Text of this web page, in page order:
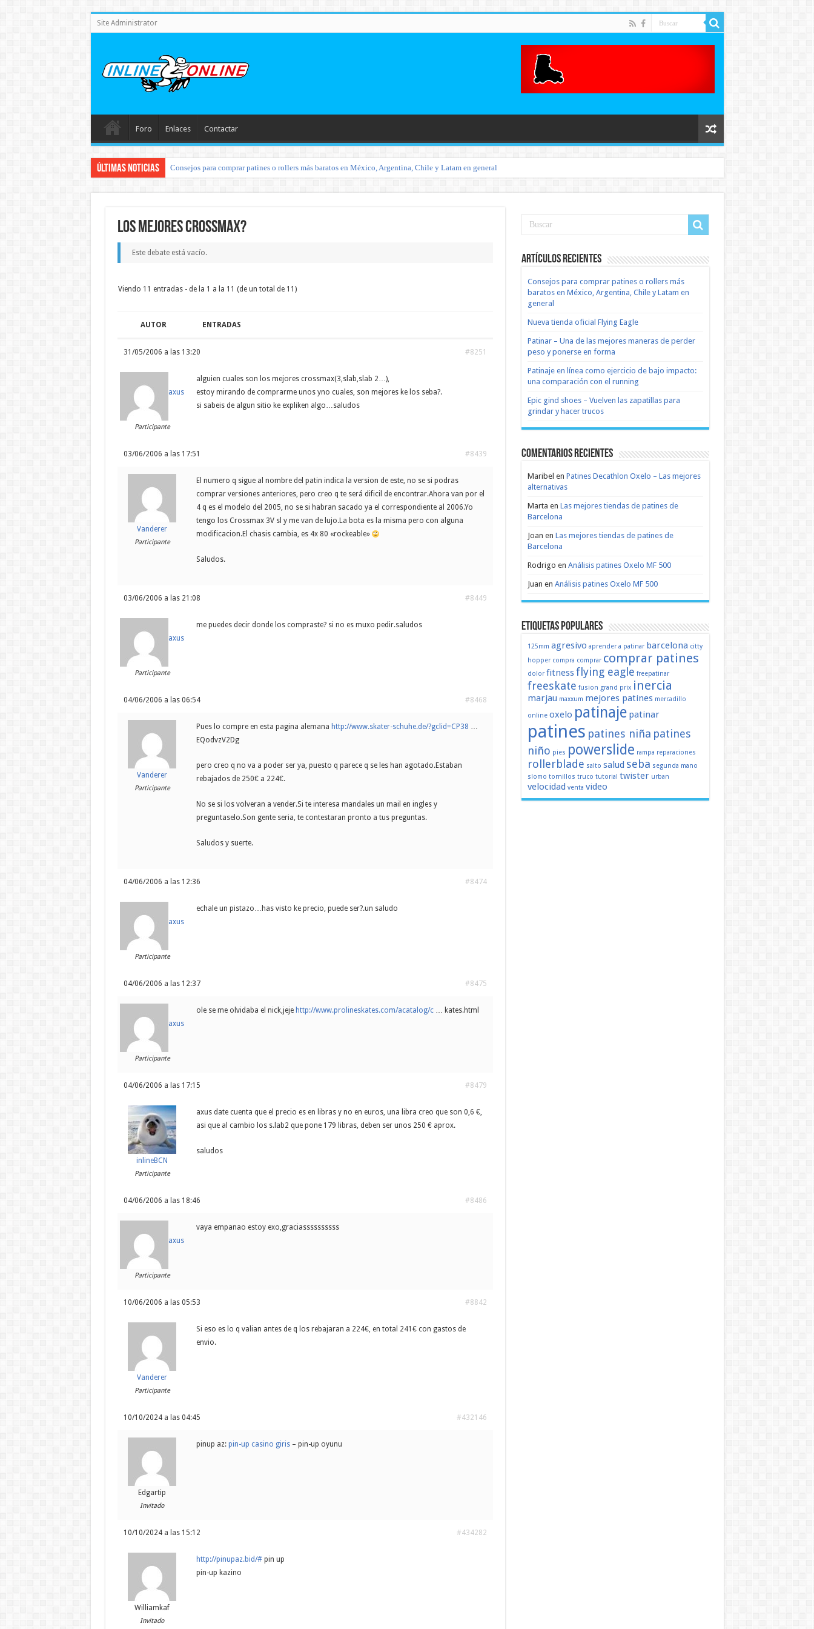
Site Administrator
Foro Enlaces Contactar
Últimas noticias Consejos para comprar patines o rollers más baratos en México, Argentina, Chile y Latam en general
los mejores crossmax?
Este debate está vacío.
Viendo 11 entradas - de la 1 a la 11 (de un total de 11)
AUTOR ENTRADAS
31/05/2006 a las 13:20 #8251
axus
Participante
alguien cuales son los mejores crossmax(3,slab,slab 2…),
estoy mirando de comprarme unos yno cuales, son mejores ke los seba?.
si sabeis de algun sitio ke expliken algo…saludos
03/06/2006 a las 17:51 #8439
Vanderer
Participante
El numero q sigue al nombre del patin indica la version de este, no se si podras
comprar versiones anteriores, pero creo q te será dificil de encontrar.Ahora van por el
4 q es el modelo del 2005, no se si habran sacado ya el correspondiente al 2006.Yo
tengo los Crossmax 3V sl y me van de lujo.La bota es la misma pero con alguna
modificacion.El chasis cambia, es 4x 80 «rockeable»
Saludos.
03/06/2006 a las 21:08 #8449
axus
Participante
me puedes decir donde los compraste? si no es muxo pedir.saludos
04/06/2006 a las 06:54 #8468
Vanderer
Participante
Pues lo compre en esta pagina alemana http://www.skater-schuhe.de/?gclid=CP38 …
EQodvzV2Dg
pero creo q no va a poder ser ya, puesto q parece q se les han agotado.Estaban
rebajados de 250€ a 224€.
No se si los volveran a vender.Si te interesa mandales un mail en ingles y
preguntaselo.Son gente seria, te contestaran pronto a tus preguntas.
Saludos y suerte.
04/06/2006 a las 12:36 #8474
axus
Participante
echale un pistazo…has visto ke precio, puede ser?.un saludo
04/06/2006 a las 12:37 #8475
axus
Participante
ole se me olvidaba el nick,jeje http://www.prolineskates.com/acatalog/c… kates.html
04/06/2006 a las 17:15 #8479
inlineBCN
Participante
axus date cuenta que el precio es en libras y no en euros, una libra creo que son 0,6 €,
asi que al cambio los s.lab2 que pone 179 libras, deben ser unos 250 € aprox.
saludos
04/06/2006 a las 18:46 #8486
axus
Participante
vaya empanao estoy exo,graciassssssssss
10/06/2006 a las 05:53 #8842
Vanderer
Participante
Si eso es lo q valian antes de q los rebajaran a 224€, en total 241€ con gastos de
envio.
10/10/2024 a las 04:45 #432146
Edgartip
Invitado
pinup az: pin-up casino giris– pin-up oyunu
10/10/2024 a las 15:12 #434282
Williamkaf
Invitado
http://pinupaz.bid/#pin up
pin-up kazino
Artículos recientes
Consejos para comprar patines o rollers más
baratos en México, Argentina, Chile y Latam en
general
Nueva tienda oficial Flying Eagle
Patinar – Una de las mejores maneras de perder
peso y ponerse en forma
Patinaje en línea como ejercicio de bajo impacto:
una comparación con el running
Epic gind shoes – Vuelven las zapatillas para
grindar y hacer trucos
Comentarios recientes
Maribel en Patines Decathlon Oxelo – Las mejores
alternativas
Marta en Las mejores tiendas de patines de
Barcelona
Joan en Las mejores tiendas de patines de
Barcelona
Rodrigo en Análisis patines Oxelo MF 500
Juan en Análisis patines Oxelo MF 500
Etiquetas populares
125mm agresivo aprender a patinar barcelona citty
hopper compra comprar comprar patines
dolor fitnessflying eagle freepatinar
freeskate fusion grand prix inercia
marjau maxxum mejores patines mercadillo
online oxelo patinaje patinar
patines patines niña patines
niño pies powerslide rampa reparaciones
rollerblade salto salud seba segunda mano
slomo tornillos truco tutorial twister urban
velocidad venta video